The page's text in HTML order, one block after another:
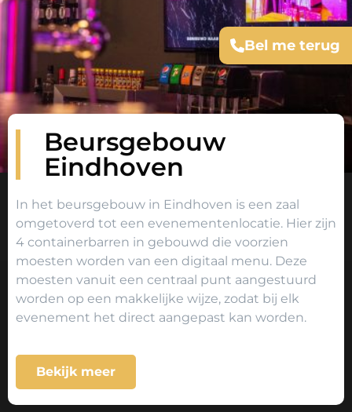
Beursgebouw
Eindhoven
In het beursgebouw in Eindhoven is een zaal
omgetoverd tot een evenementenlocatie. Hier zijn
4 containerbarren in gebouwd die voorzien
moesten worden van een digitaal menu. Deze
moesten vanuit een centraal punt aangestuurd
worden op een makkelijke wijze, zodat bij elk
evenement het direct aangepast kan worden.
Bekijk meer
Bel me terug